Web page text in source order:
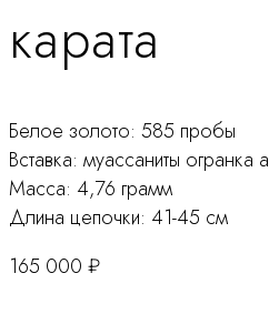
карата
Белое золото: 585 пробы
Вставка: муассаниты огранка
Масса: 4,76 грамм
Длина цепочки: 41-45 см
165 000 ₽